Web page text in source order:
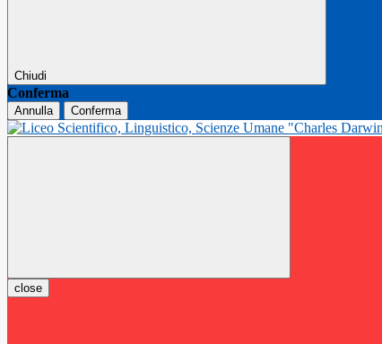
Chiudi
Conferma
Annulla Conferma
close